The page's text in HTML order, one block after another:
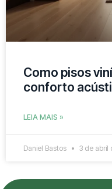
Como pisos
conforto
LEIA MAIS »
Daniel Bastos 3 de abril